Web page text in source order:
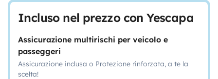
Incluso nel prezzo con Yescapa
Assicurazione multirischi per veicolo e
passeggeri
Assicurazione inclusa o Protezione rinforzata, a te la
scelta!